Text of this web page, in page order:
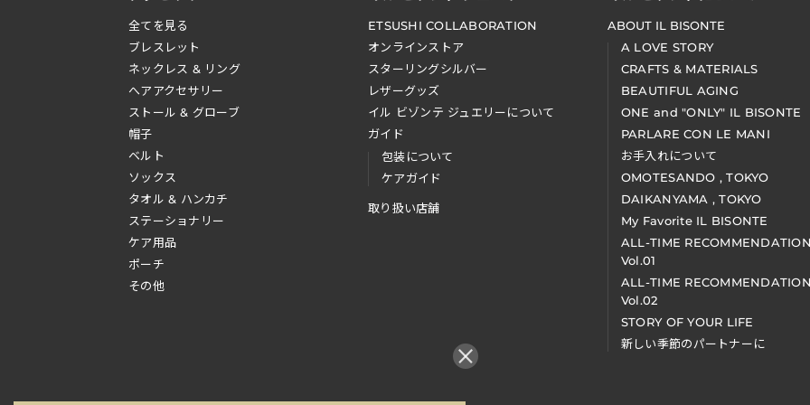
全てを見る
ブレスレット
ネックレス & リング
へアアクセサリー
ストール & グローブ
帽子
ベルト
ソックス
タオル & ハンカチ
ステーショナリー
ケア用品
ポーチ
その他
ETSUSHI COLLABORATION
オンラインストア
スターリングシルバー
レザーグッズ
イル ビゾンテ ジュエリーについて
ガイド
包装について
ケアガイド
取り扱い店舗
ABOUT IL BISONTE
A LOVE STORY
CRAFTS & MATERIALS
BEAUTIFUL AGING
ONE and "ONLY" IL BISONTE
PARLARE CON LE MANI
お手入れについて
OMOTESANDO , TOKYO
DAIKANYAMA , TOKYO
My Favorite IL BISONTE
ALL-TIME
Vol.01
ALL-TIME
Vol.02
STORY OF YOUR LIFE
新しい季節のパートナーに